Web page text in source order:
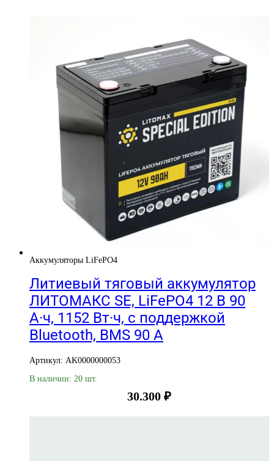
Аккумуляторы LiFePO4
Литиевый тяговый аккумулятор
ЛИТОМАКС SE, LiFePO4 12 В 90
А·ч, 1152 Вт·ч, с поддержкой
Bluetooth, BMS 90 А
Артикул: AK0000000053
В наличии: 20 шт.
30.300 ₽